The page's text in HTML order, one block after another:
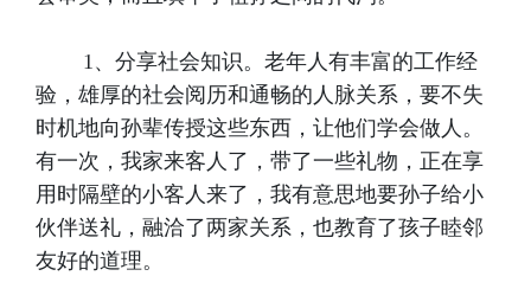
1、分享社会知识。老年人有丰富的工作经
验，雄厚的社会阅历和通畅的人脉关系，要不失
时机地向孙辈传授这些东西，让他们学会做人。
有一次，我家来客人了，带了一些礼物，正在享
用时隔壁的小客人来了，我有意思地要孙子给小
伙伴送礼，融洽了两家关系，也教育了孩子睦邻
友好的道理。